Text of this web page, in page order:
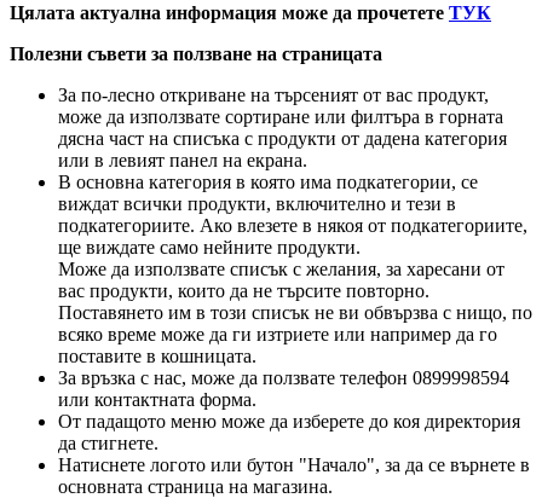
Цялата актуална информация може да прочетете ТУК
Полезни съвети за ползване на страницата
За по-лесно откриване на търсеният от вас продукт,
може да използвате сортиране или филтъра в горната
дясна част на списъка с продукти от дадена категория
или в левият панел на екрана.
В основна категория в която има подкатегории, се
виждат всички продукти, включително и тези в
подкатегориите. Ако влезете в някоя от подкатегориите,
ще виждате само нейните продукти.
Може да използвате списък с желания, за харесани от
вас продукти, които да не търсите повторно.
Поставянето им в този списък не ви обвързва с нищо, по
всяко време може да ги изтриете или например да го
поставите в кошницата.
За връзка с нас, може да ползвате телефон 0899998594
или контактната форма.
От падащото меню може да изберете до коя директория
да стигнете.
Натиснете логото или бутон "Начало", за да се върнете в
основната страница на магазина.